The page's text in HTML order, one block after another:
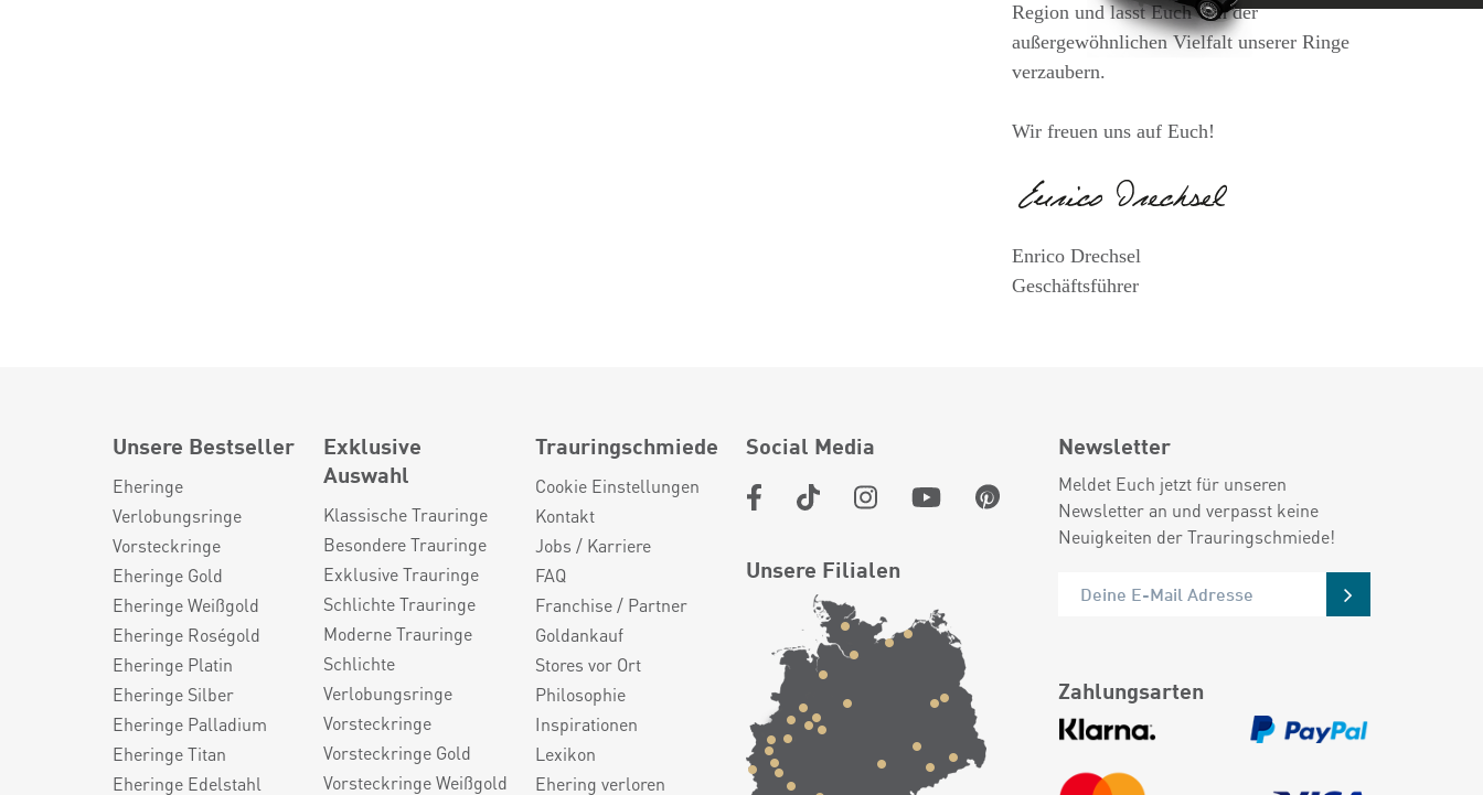
Region und lasst Euch von der
außergewöhnlichen Vielfalt unserer Ringe
verzaubern.
Wir freuen uns auf Euch!
Enrico Drechsel
Geschäftsführer
Unsere Bestseller
Eheringe
Verlobungsringe
Vorsteckringe
Eheringe Gold
Eheringe Weißgold
Eheringe Roségold
Eheringe Platin
Eheringe Silber
Eheringe Palladium
Eheringe Titan
Eheringe Edelstahl
Exklusive
Auswahl
Klassische Trauringe
Besondere Trauringe
Exklusive Trauringe
Schlichte Trauringe
Moderne Trauringe
Schlichte
Verlobungsringe
Vorsteckringe
Vorsteckringe Gold
Vorsteckringe Weißgold
Trauringschmiede
Cookie Einstellungen
Kontakt
Jobs / Karriere
FAQ
Franchise / Partner
Goldankauf
Stores vor Ort
Philosophie
Inspirationen
Lexikon
Ehering verloren
Social Media
Unsere Filialen
Newsletter
Meldet Euch jetzt für unseren
Newsletter an und verpasst keine
Neuigkeiten der Trauringschmiede!
Zahlungsarten